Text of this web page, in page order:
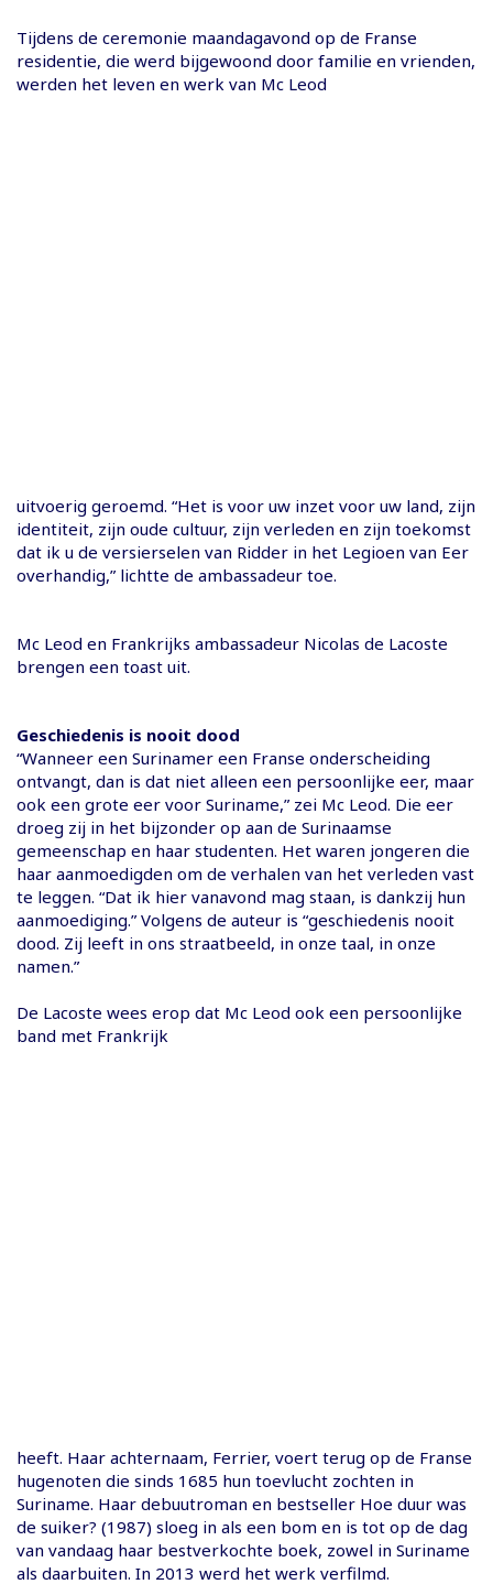
Tijdens de ceremonie maandagavond op de Franse
residentie, die werd bijgewoond door familie en vrienden,
werden het leven en werk van Mc Leod
uitvoerig geroemd. “Het is voor uw inzet voor uw land, zijn
identiteit, zijn oude cultuur, zijn verleden en zijn toekomst
dat ik u de versierselen van Ridder in het Legioen van Eer
overhandig,” lichtte de ambassadeur toe.
Mc Leod en Frankrijks ambassadeur Nicolas de Lacoste
brengen een toast uit.
Geschiedenis is nooit dood
“Wanneer een Surinamer een Franse onderscheiding
ontvangt, dan is dat niet alleen een persoonlijke eer, maar
ook een grote eer voor Suriname,” zei Mc Leod. Die eer
droeg zij in het bijzonder op aan de Surinaamse
gemeenschap en haar studenten. Het waren jongeren die
haar aanmoedigden om de verhalen van het verleden vast
te leggen. “Dat ik hier vanavond mag staan, is dankzij hun
aanmoediging.” Volgens de auteur is “geschiedenis nooit
dood. Zij leeft in ons straatbeeld, in onze taal, in onze
namen.”
De Lacoste wees erop dat Mc Leod ook een persoonlijke
band met Frankrijk
heeft. Haar achternaam, Ferrier, voert terug op de Franse
hugenoten die sinds 1685 hun toevlucht zochten in
Suriname. Haar debuutroman en bestseller Hoe duur was
de suiker? (1987) sloeg in als een bom en is tot op de dag
van vandaag haar bestverkochte boek, zowel in Suriname
als daarbuiten. In 2013 werd het werk verfilmd.